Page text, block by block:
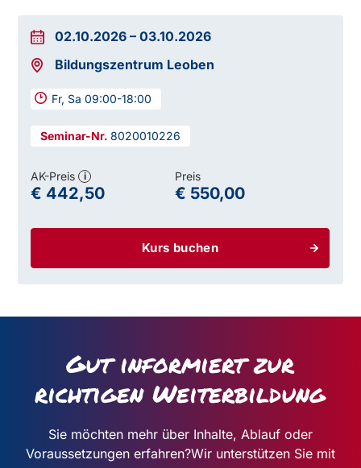
02.10.2026 –03.10.2026
Bildungszentrum Leoben
Fr, Sa 09:00-18:00
8020010226
Kurs buchen
AK-Preis i
€ 442,50
Preis
€ 550,00
Gut informiert zur
richtigen Weiterbildung
Sie möchten mehr über Inhalte, Ablauf oder
Voraussetzungen erfahren?Wir unterstützen Sie mit